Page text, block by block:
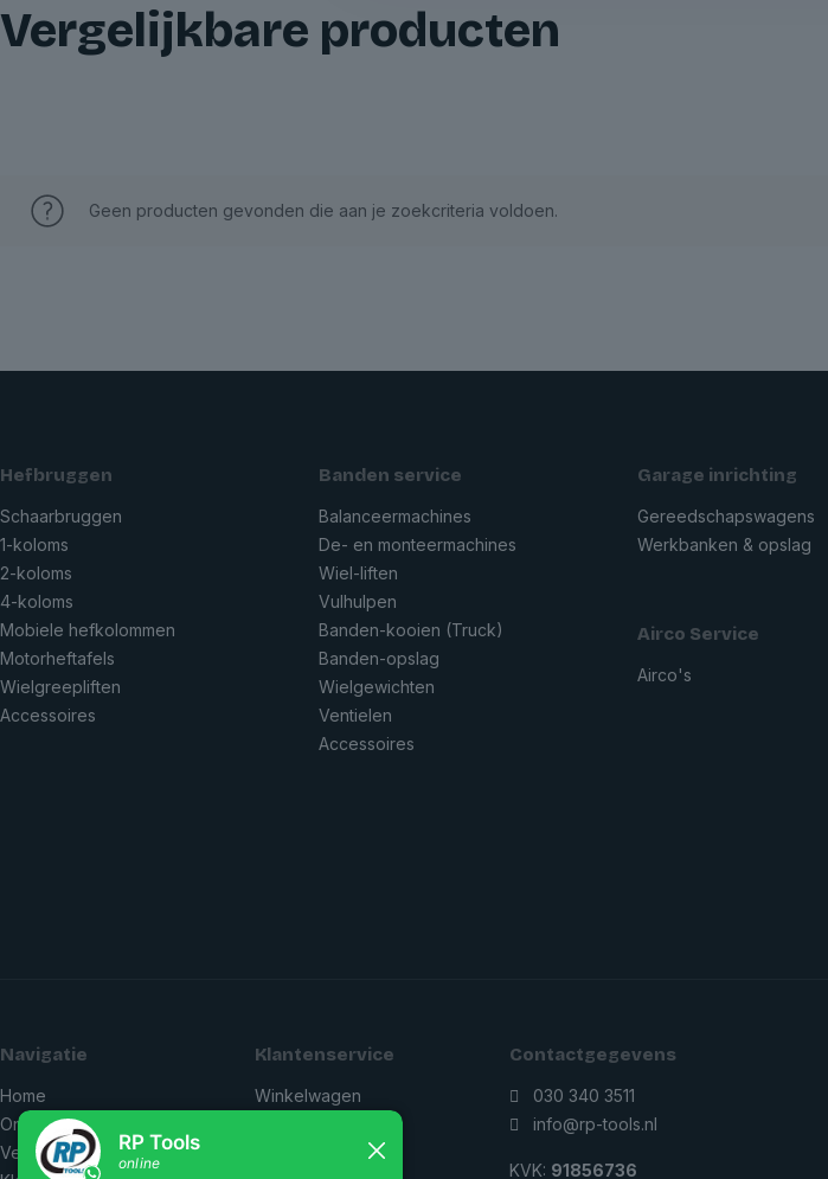
Vergelijkbare producten
Geen producten gevonden die aan je zoekcriteria voldoen.
Hefbruggen
Schaarbruggen
1-koloms
2-koloms
4-koloms
Mobiele hefkolommen
Motorheftafels
Wielgreepliften
Accessoires
Banden service
Balanceermachines
De- en monteermachines
Wiel-liften
Vulhulpen
Banden-kooien (Truck)
Banden-opslag
Wielgewichten
Ventielen
Accessoires
Garage inrichting
Gereedschapswagens
Werkbanken & opslag
Airco Service
Airco's
Navigatie
Home
Onderhoud & APK
Verhuizen
Klantenservice
Winkelwagen
Contactgegevens
030 340 3511
info@rp-tools.nl
KVK: 91856736